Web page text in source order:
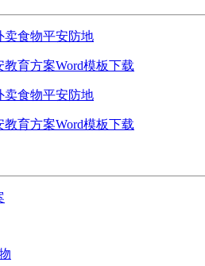
卖食物平安防地
教育方案Word模板下载
卖食物平安防地
教育方案Word模板下载